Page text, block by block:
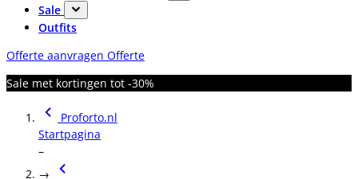
Sale
Outfits
Offerte aanvragen Offerte
Sale met kortingen tot -30%
Proforto.nl
Startpagina
–
→